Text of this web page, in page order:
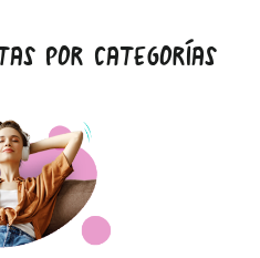
POR CATEGORÍAS